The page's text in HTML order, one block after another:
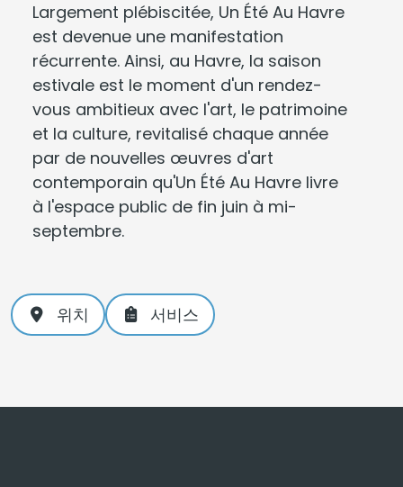
Largement plébiscitée, Un Été Au Havre
est devenue une manifestation
récurrente. Ainsi, au Havre, la saison
estivale est le moment d'un rendez-
vous ambitieux avec l'art, le patrimoine
et la culture, revitalisé chaque année
par de nouvelles œuvres d'art
contemporain qu'Un Été Au Havre livre
à l'espace public de fin juin à mi-
septembre.
위치 서비스